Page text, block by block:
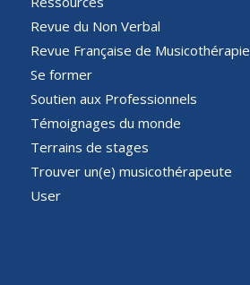
Revue du Non Verbal
Revue Française de Musicothérapie
Se former
Soutien aux Professionnels
Témoignages du monde
Terrains de stages
Trouver un(e) musicothérapeute
User